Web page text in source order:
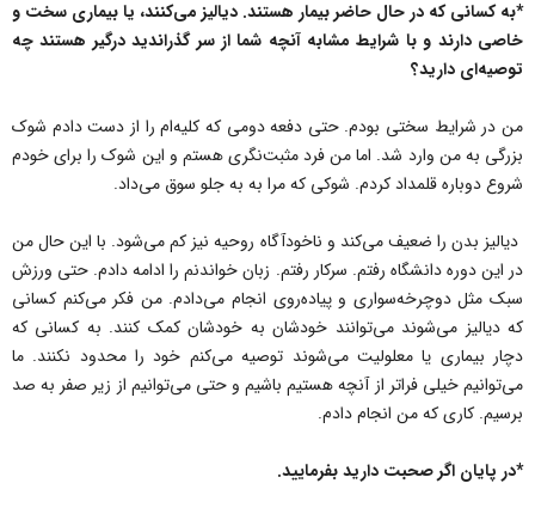
*به کسانی که در حال حاضر بیمار هستند. دیالیز می‌‌کنند، یا بیماری سخت و
خاصی دارند و با شرایط مشابه آنچه شما از سر گذراندید‌ درگیر هستند چه
توصیه‌ای دارید؟
من در شرایط سختی بودم. حتی دفعه دومی که کلیه‌ام را از دست دادم شوک
بزرگی به من وارد شد. اما من فرد مثبت‌نگری هستم و این شوک را برای خودم
شروع دوباره قلمداد کردم. شوکی که مرا به به جلو سوق می‌‌داد.
دیالیز بدن را ضعیف می‌‌کند و ناخودآگاه روحیه نیز کم می‌‌شود. با این حال من
در این دوره دانشگاه رفتم. سرکار‌ رفتم. زبان خواندنم را ادامه دادم. حتی ورزش
سبک مثل دوچرخه‌سواری و پیاده‌روی انجام می‌‌دادم. من فکر می‌‌کنم‌ کسانی
که دیالیز می‌‌شوند می‌‌توانند خودشان به خودشان کمک کنند. به کسانی که
دچار بیماری یا‌ معلولیت‌ می‌‌شوند توصیه می‌‌کنم خود را محدود نکنند. ما‌
می‌‌توانیم خیلی فراتر از آنچه هستیم باشیم و حتی می‌‌توانیم از زیر‌ صفر به صد
برسیم. کاری که من انجام دادم.
*در پایان اگر صحبت دارید بفرمایید.